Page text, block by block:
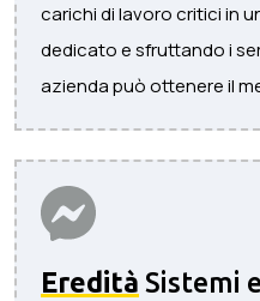
carichi di lavoro critici in
dedicato e sfruttando i
azienda può ottenere il
Eredità Sistemi